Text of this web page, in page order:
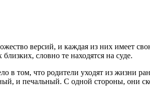
версий, и каждая из них имеет
словно те находятся на суде.
в том, что родители уходят из жизни
и печальный. С одной стороны, они